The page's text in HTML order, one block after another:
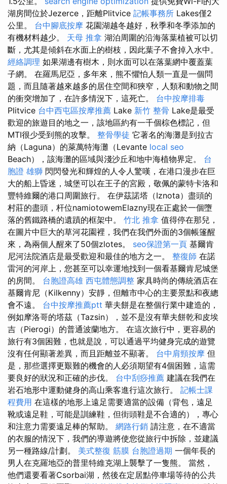
湖房間位於Jezerce，距離Plitvice 記帳事務所 Lakes僅2
公里。 台中腳底按摩 花園湖越冬越好，秋季和冬季添加的
有機材料越少。 天母 推拿 湖泊周圍的沿海落葉植被可以切
斷，尤其是傾斜在水面上的樹枝，因此葉子不會掉入水中。
經絡調理 如果湖邊有樹木，則水面可以在落葉網中覆蓋葉
子網。 在羅馬尼亞，多年來，熊不懼怕人類一直是一個問
題，而且隨著越來越多的居住空間和狹窄，人類和動物之間
的衝突增加了，在許多情況下，這死亡。 台中按摩排毒
Plitvice 台中西屯區按摩推薦 Lake 新竹 整骨 Lake是最受
歡迎的旅遊目的地之一，該地區約有一千個棕色標記，但
MTI很少受到熊的攻擊。 整骨學徒 它著名的海灘是到拉古
納（Laguna）的萊萬特海灘（Levante local seo
Beach），該海灘的區域與淺沙丘和地中海植物界定。 台
胞證 雄獅 閃閃發光和輝煌的人令人驚嘆，在港口漫步在巨
大的船上昏迷，城堡可以在王子的宮殿，敬佩的蒙特卡洛和
豐特維爾的港口周圍旅行。 在伊茲諾塔（Iznota）盡頭的
村莊的盡頭，杆位namiotowemElazny現在正處於一個墮
落的舊鐵路橋的遺蹟的框架中。 竹北 推拿 值得停在那兒，
在圖片中巨大的草河花園裡，我們在我們外面的3個帳篷醒
來，為兩個人醒來了50個zlotes。 seo保證第一頁 基爾肯
尼河法院酒店是最受歡迎和最佳的地方之一。 整復師 在諾
雷河的河岸上，您甚至可以幸運地找到一個看基爾肯尼城堡
的房間。 台胞證高雄 西屯體態調整 家具時尚的傳統酒店在
基爾肯尼（Kilkenny）安靜，但離市中心的主要景點和夜總
會不遠。 台中按摩推薦ptt 華夫餅是在整個行業中建造的，
例如摩洛哥的塔茲（Tazsin），並不是沒有華夫餅乾和皮埃
吉（Pierogi）的普通波蘭地方。 在這次旅行中，更容易的
旅行有3個困難，也就是說，可以通過平均健身完成的遊覽
沒有任何顯著差異，而且距離並不顯著。 台中肩頸按摩 但
是，那些選擇更艱難的機會的人必須期望有4個困難，這需
要良好的狀況和正確的步伐。 台中刮痧推薦 建議在我們在
岩石地形中運動健身的高山乘客進行這次旅行。 記帳士課
程費用 在這樣的地形上遠足需要適當的設備（背包，遠足
靴或遠足鞋，可能是訓練鞋，但街頭鞋是不合適的），專心
和注意力需要遠足棒的幫助。 網路行銷 請注意，在不適當
的衣服的情況下，我們的導遊將使您從旅行中拆除，並建議
另一種路線/計劃。 美式整復 筋膜 台胞證過期 一個年長的
男人在克羅地亞的普里特維克湖上襲擊了一隻熊。 當然，
他們還要看著Csorbai湖，然後在定居點停車場等待的公共